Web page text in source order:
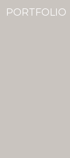
PORTFOLIO